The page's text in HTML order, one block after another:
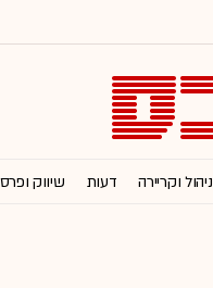
ניהול וקריירה דעות שיווק